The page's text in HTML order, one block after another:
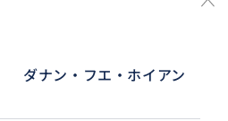
ダナン・フエ・ホイアン